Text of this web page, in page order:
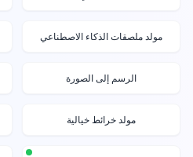
مولد ملصقات الذكاء الاصطناعي
الرسم إلى الصورة
مولد خرائط خيالية